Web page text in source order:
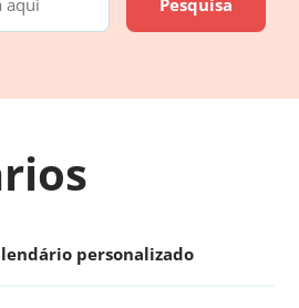
personalizado